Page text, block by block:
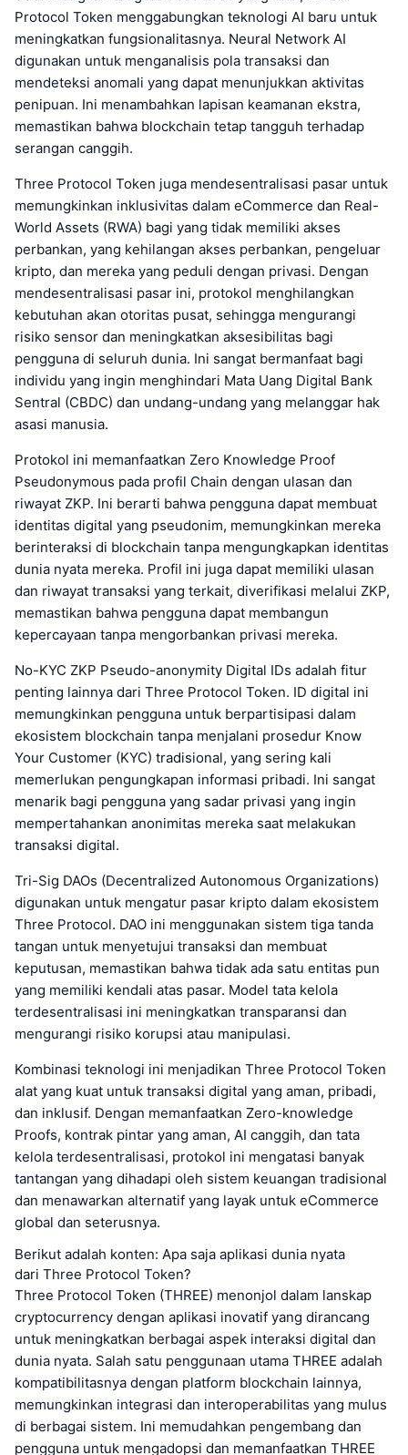
Protocol Token menggabungkan teknologi AI baru untuk
meningkatkan fungsionalitasnya. Neural Network AI
digunakan untuk menganalisis pola transaksi dan
mendeteksi anomali yang dapat menunjukkan aktivitas
penipuan. Ini menambahkan lapisan keamanan ekstra,
memastikan bahwa blockchain tetap tangguh terhadap
serangan canggih.
Three Protocol Token juga mendesentralisasi pasar untuk
memungkinkan inklusivitas dalam eCommerce dan Real-
World Assets (RWA) bagi yang tidak memiliki akses
perbankan, yang kehilangan akses perbankan, pengeluar
kripto, dan mereka yang peduli dengan privasi. Dengan
mendesentralisasi pasar ini, protokol menghilangkan
kebutuhan akan otoritas pusat, sehingga mengurangi
risiko sensor dan meningkatkan aksesibilitas bagi
pengguna di seluruh dunia. Ini sangat bermanfaat bagi
individu yang ingin menghindari Mata Uang Digital Bank
Sentral (CBDC) dan undang-undang yang melanggar hak
asasi manusia.
Protokol ini memanfaatkan Zero Knowledge Proof
Pseudonymous pada profil Chain dengan ulasan dan
riwayat ZKP. Ini berarti bahwa pengguna dapat membuat
identitas digital yang pseudonim, memungkinkan mereka
berinteraksi di blockchain tanpa mengungkapkan identitas
dunia nyata mereka. Profil ini juga dapat memiliki ulasan
dan riwayat transaksi yang terkait, diverifikasi melalui ZKP,
memastikan bahwa pengguna dapat membangun
kepercayaan tanpa mengorbankan privasi mereka.
No-KYC ZKP Pseudo-anonymity Digital IDs adalah fitur
penting lainnya dari Three Protocol Token. ID digital ini
memungkinkan pengguna untuk berpartisipasi dalam
ekosistem blockchain tanpa menjalani prosedur Know
Your Customer (KYC) tradisional, yang sering kali
memerlukan pengungkapan informasi pribadi. Ini sangat
menarik bagi pengguna yang sadar privasi yang ingin
mempertahankan anonimitas mereka saat melakukan
transaksi digital.
Tri-Sig DAOs (Decentralized Autonomous Organizations)
digunakan untuk mengatur pasar kripto dalam ekosistem
Three Protocol. DAO ini menggunakan sistem tiga tanda
tangan untuk menyetujui transaksi dan membuat
keputusan, memastikan bahwa tidak ada satu entitas pun
yang memiliki kendali atas pasar. Model tata kelola
terdesentralisasi ini meningkatkan transparansi dan
mengurangi risiko korupsi atau manipulasi.
Kombinasi teknologi ini menjadikan Three Protocol Token
alat yang kuat untuk transaksi digital yang aman, pribadi,
dan inklusif. Dengan memanfaatkan Zero-knowledge
Proofs, kontrak pintar yang aman, AI canggih, dan tata
kelola terdesentralisasi, protokol ini mengatasi banyak
tantangan yang dihadapi oleh sistem keuangan tradisional
dan menawarkan alternatif yang layak untuk eCommerce
global dan seterusnya.
Berikut adalah konten: Apa saja aplikasi dunia nyata
dari Three Protocol Token?
Three Protocol Token (THREE) menonjol dalam lanskap
cryptocurrency dengan aplikasi inovatif yang dirancang
untuk meningkatkan berbagai aspek interaksi digital dan
dunia nyata. Salah satu penggunaan utama THREE adalah
kompatibilitasnya dengan platform blockchain lainnya,
memungkinkan integrasi dan interoperabilitas yang mulus
di berbagai sistem. Ini memudahkan pengembang dan
pengguna untuk mengadopsi dan memanfaatkan THREE